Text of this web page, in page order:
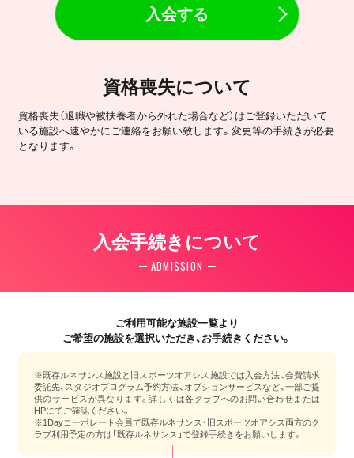
入会する
資格喪失について
資格喪失（退職や被扶養者から外れた場合など）はご登録いただいて
いる施設へ速やかにご連絡をお願い致します。変更等の手続きが必要
となります。
入会手続きについて
ADMISSION
ご利用可能な施設一覧より
ご希望の施設を選択いただき、お手続きください。
※既存ルネサンス施設と旧スポーツオアシス施設では入会方法、会費請求
委託先、スタジオプログラム予約方法、オプションサービスなど、一部ご提
供のサービスが異なります。詳しくは各クラブへのお問い合わせまたは
HPにてご確認ください。
※1Dayコーポレート会員で既存ルネサンス・旧スポーツオアシス両方のク
ラブ利用予定の方は「既存ルネサンス」で登録手続きをお願いします。